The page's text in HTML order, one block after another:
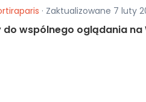
· Zaktualizowane 7 luty
wspólnego oglądania